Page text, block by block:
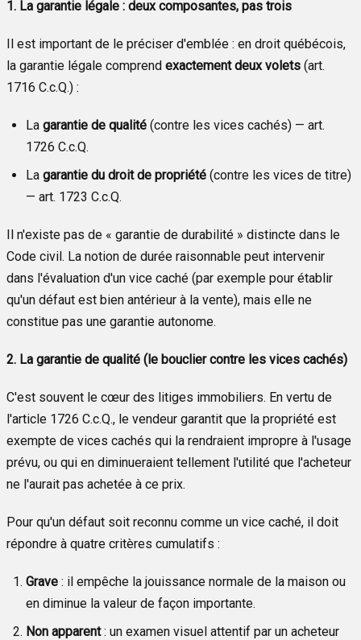
1. La garantie légale : deux composantes, pas trois
Il est important de le préciser d'emblée : en droit québécois,
la garantie légale comprend exactement deux volets (art.
1716 C.c.Q.) :
La garantie de qualité (contre les vices cachés) — art.
1726 C.c.Q.
La garantie du droit de propriété (contre les vices de titre)
— art. 1723 C.c.Q.
Il n'existe pas de « garantie de durabilité » distincte dans le
Code civil. La notion de durée raisonnable peut intervenir
dans l'évaluation d'un vice caché (par exemple pour établir
qu'un défaut est bien antérieur à la vente), mais elle ne
constitue pas une garantie autonome.
2. La garantie de qualité (le bouclier contre les vices cachés)
C'est souvent le cœur des litiges immobiliers. En vertu de
l'article 1726 C.c.Q., le vendeur garantit que la propriété est
exempte de vices cachés qui la rendraient impropre à l'usage
prévu, ou qui en diminueraient tellement l'utilité que l'acheteur
ne l'aurait pas achetée à ce prix.
Pour qu'un défaut soit reconnu comme un vice caché, il doit
répondre à quatre critères cumulatifs :
Grave : il empêche la jouissance normale de la maison ou
en diminue la valeur de façon importante.
Non apparent: un examen visuel attentif par un acheteur